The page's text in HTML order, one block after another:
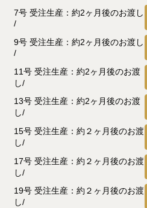
7号 受注生産：約2ヶ月後のお渡し
9号 受注生産：約2ヶ月後のお渡し
11号 受注生産：約2ヶ月後のお渡
し
13号 受注生産：約2ヶ月後のお渡
し
15号 受注生産：約２ヶ月後のお渡
し
17号 受注生産：約２ヶ月後のお渡
し
19号 受注生産：約２ヶ月後のお渡
し